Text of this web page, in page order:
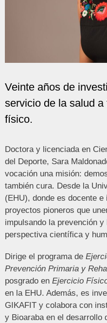
Veinte años de
servicio de la salud
físico.
Doctora y licenciada en
del Deporte, Sara
vocación una misión:
también cura. Desde la
(EHU), donde es docente
proyectos pioneros que
impulsando la prevención
perspectiva científica y
Dirige el programa de
Prevención Primaria y
posgrado en Ejercicio
en la EHU. Además, es
GIKAFIT y colabora con
y Bioaraba en el desarrollo